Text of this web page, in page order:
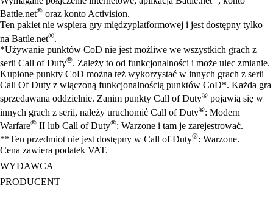
Battle.net® oraz konto Activision.
Ten pakiet nie wspiera gry międzyplatformowej i jest dostępny tylko
na Battle.net®.
*Używanie punktów CoD nie jest możliwe we wszystkich grach z
serii Call of Duty®. Zależy to od funkcjonalności i może ulec zmianie.
Kupione punkty CoD można też wykorzystać w innych grach z serii
Call Of Duty z włączoną funkcjonalnością punktów CoD*. Każda gra
sprzedawana oddzielnie. Zanim punkty Call of Duty® pojawią się w
innych grach z serii, należy uruchomić Call of Duty®: Modern
Warfare® II lub Call of Duty®: Warzone i tam je zarejestrować.
**Ten przedmiot nie jest dostępny w Call of Duty®: Warzone.
Cena zawiera podatek VAT.
WYDAWCA
PRODUCENT